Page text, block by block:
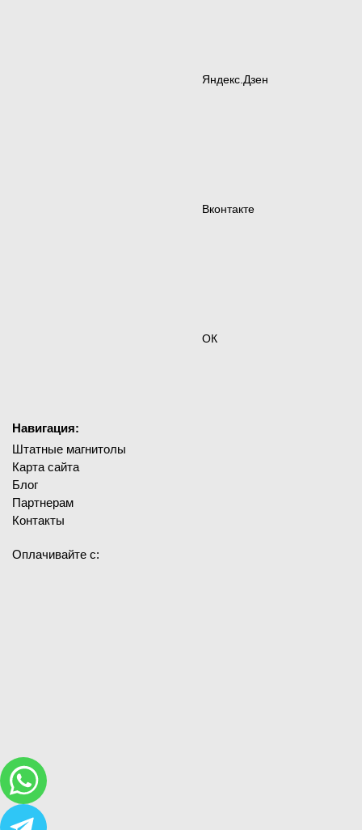
Яндекс.Дзен
Вконтакте
ОК
Навигация:
Штатные магнитолы
Карта сайта
Блог
Партнерам
Контакты
Оплачивайте с: